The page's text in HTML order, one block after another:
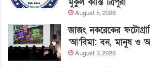
August 5, 2026
জাজং নকরেকের
‘আ’বিমা: বন, মানুষ ও
August 3, 2026